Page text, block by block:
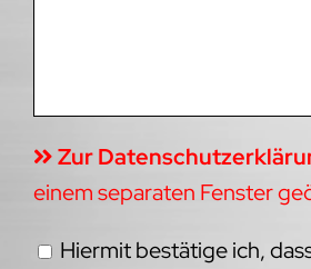
Zur
einem separaten Fenster
Hiermit bestätige ich,